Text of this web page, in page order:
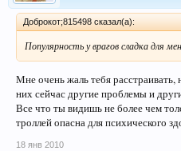
Доброкот;815498 сказал(а):
Популярность у врагов сладка для
Мне очень жаль тебя
них сейчас другие проблемы и
Все что ты видишь не более чем
троллей опасна для психического
18 янв 2010